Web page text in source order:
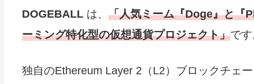
DOGEBALL は、 「人気ミーム『Doge』と『
ーミング特化型の仮想通貨プロジェクト」です
独自のEthereum Layer 2（L2）ブロックチェ